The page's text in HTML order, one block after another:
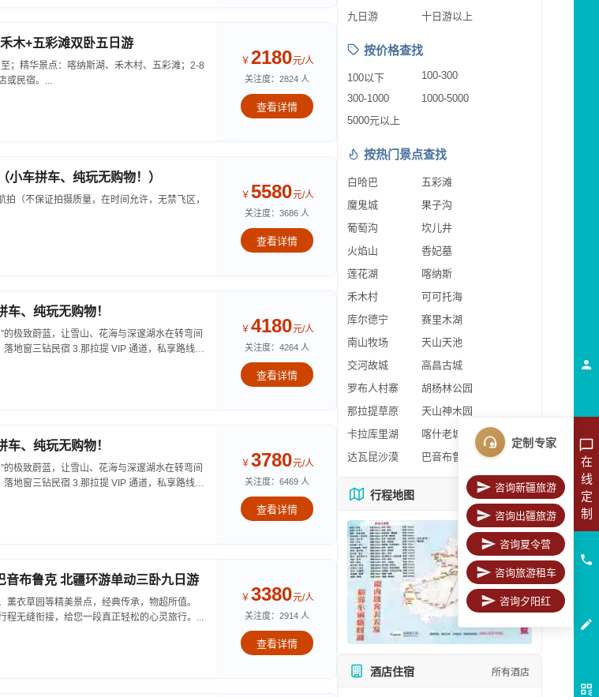
木+五彩滩双卧五日游
；精华景点：喀纳斯湖、禾木村、五彩滩；2-8
或民宿。...
￥ 2180元/人
关注度：2824 人
查看详情
小车拼车、纯玩无购物！）
（不保证拍摄质量，在时间允许，无禁飞区，
￥ 5580元/人
关注度：3686 人
查看详情
车、纯玩无购物！
极致蔚蓝，让雪山、花海与深邃湖水在转弯间
地窗三钻民宿 3.那拉提 VIP 通道，私享路线 +
￥ 4180元/人
关注度：4264 人
查看详情
车、纯玩无购物！
极致蔚蓝，让雪山、花海与深邃湖水在转弯间
地窗三钻民宿 3.那拉提 VIP 通道，私享路线 +
￥ 3780元/人
关注度：6469 人
查看详情
音布鲁克 北疆环游单动三卧九日游
衣草园等精美景点，经典传承，物超所值。
程无缝衔接，给您一段真正轻松的心灵旅行。...
￥ 3380元/人
关注度：2914 人
查看详情
九日游
十日游以上
按价格查找
100以下
100-300
300-1000
1000-5000
5000元以上
按热门景点查找
白哈巴
五彩滩
魔鬼城
果子沟
葡萄沟
坎儿井
火焰山
香妃墓
莲花湖
喀纳斯
禾木村
可可托海
库尔德宁
赛里木湖
南山牧场
天山天池
交河故城
高昌古城
罗布人村寨
胡杨林公园
那拉提草原
天山神木园
卡拉库里湖
喀什老城区
达瓦昆沙漠
巴音布鲁克
行程地图 更多地图
酒店住宿 所有酒店
在
线
定
制
定制专家
咨询新疆旅游
咨询出疆旅游
咨询夏令营
咨询旅游租车
咨询夕阳红